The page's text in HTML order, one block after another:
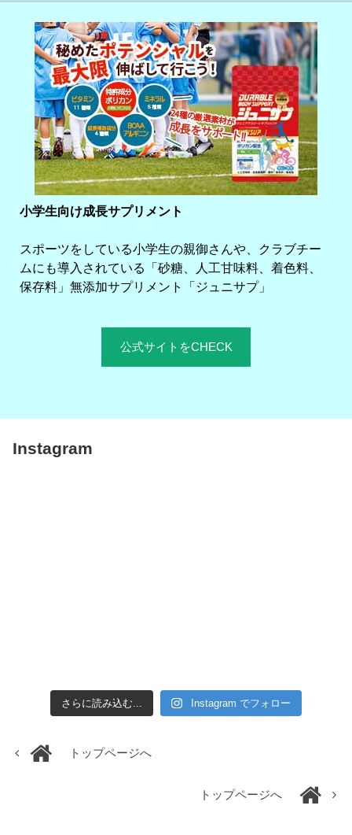
小学生向け成長サプリメント
スポーツをしている小学生の親御さんや、クラブチー
ムにも導入されている「砂糖、人工甘味料、着色料、
保存料」無添加サプリメント「ジュニサプ」
公式サイトをCHECK
Instagram
さらに読み込む... Instagram でフォロー
トップページへ
トップページへ